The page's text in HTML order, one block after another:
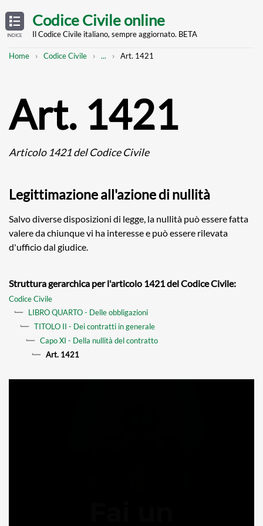
TABLE
OF
CONTENTS
INDICE
main
Codice Civile online
Il Codice Civile italiano, sempre aggiornato. BETA
Breadcrumb
Home Codice Civile
Mostra
... Art. 1421
Art. 1421
Articolo 1421 del Codice Civile
Legittimazione all'azione di nullità
Salvo diverse disposizioni di legge, la nullità può essere fatta
valere da chiunque vi ha interesse e può essere rilevata
d'ufficio dal giudice.
Struttura gerarchica per l'articolo 1421 del Codice Civile:
Codice Civile
LIBRO QUARTO - Delle obbligazioni
TITOLO II - Dei contratti in generale
Capo XI - Della nullità del contratto
Art. 1421